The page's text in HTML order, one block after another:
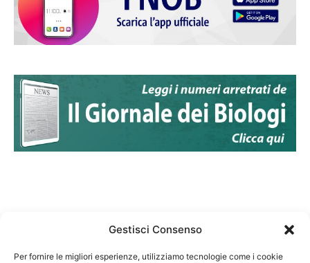
Gestisci Consenso
Per fornire le migliori esperienze, utilizziamo tecnologie come i cookie